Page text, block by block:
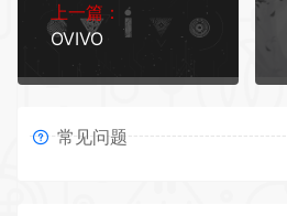
上一篇：
OVIVO
常见问题